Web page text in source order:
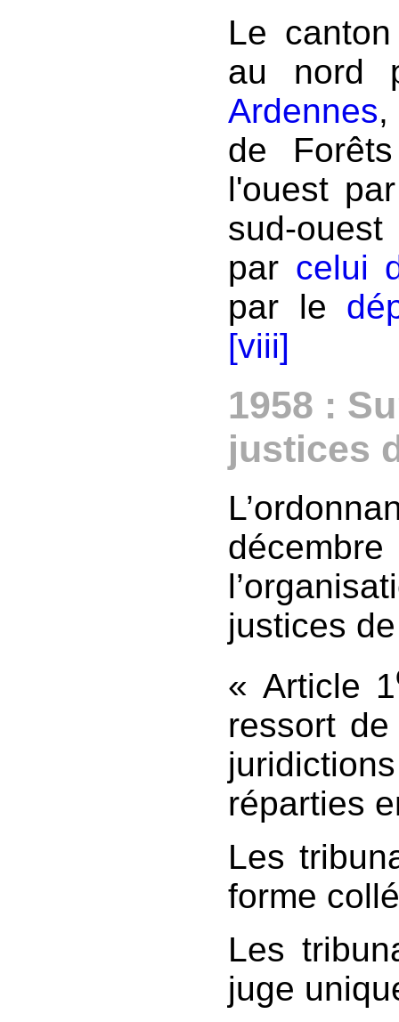
Le
au
Ardennes,
de
l'ouest
sud-
par celui
par le
[viii]
1958 :
justices
justices
« Article 1
ressort
réparties
Les
forme
Les
juge